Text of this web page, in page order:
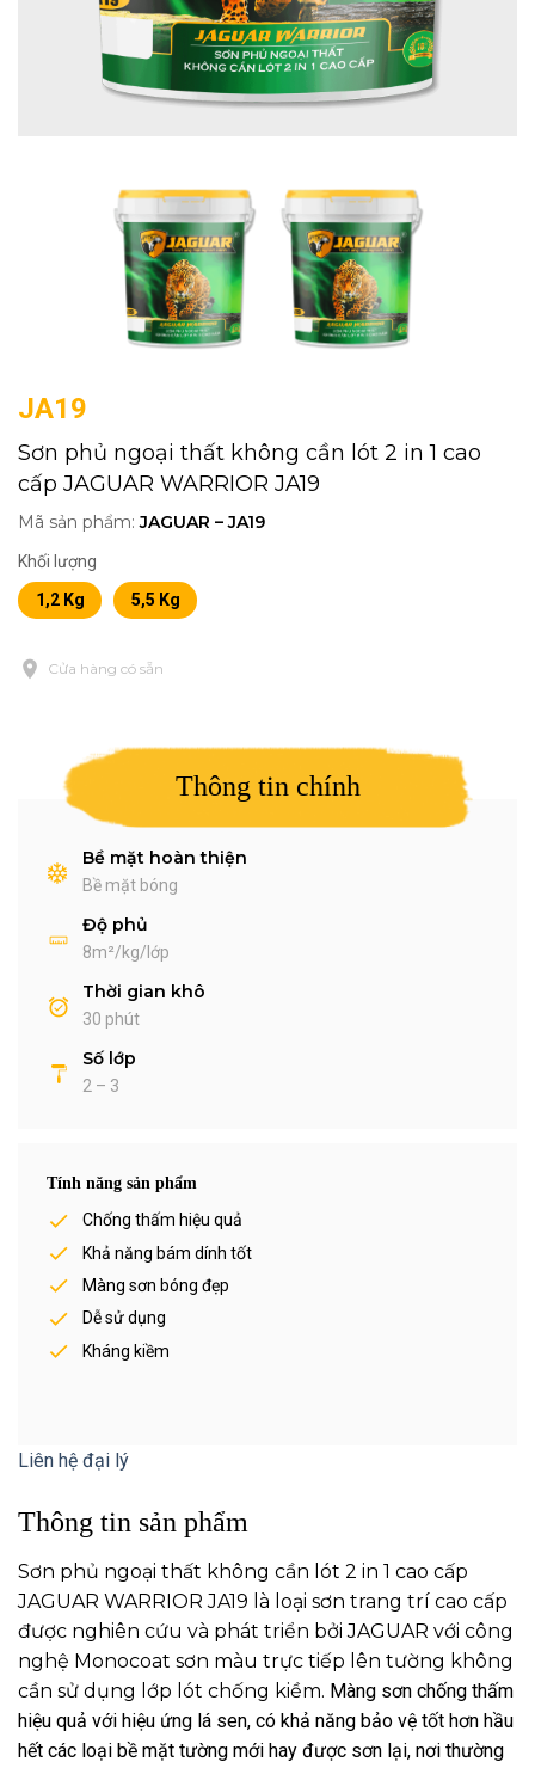
JA19
Sơn phủ ngoại thất không cần lót 2 in 1 cao
cấp JAGUAR WARRIOR JA19
Mã sản phẩm:JAGUAR – JA19
Khối lượng
1,2 Kg
5,5 Kg
Cửa hàng có sẵn
Thông tin chính
Bề mặt hoàn thiện
Bề mặt bóng
Độ phủ
8m²/kg/lớp
Thời gian khô
30 phút
Số lớp
2 – 3
Tính năng sản phẩm
Chống thấm hiệu quả
Khả năng bám dính tốt
Màng sơn bóng đẹp
Dễ sử dụng
Kháng kiềm
Liên hệ đại lý
Thông tin sản phẩm
Sơn phủ ngoại thất không cần lót 2 in 1 cao cấp
JAGUAR WARRIOR JA19 là loại sơn trang trí cao cấp
được nghiên cứu và phát triển bởi JAGUAR với công
nghệ Monocoat sơn màu trực tiếp lên tường không
cần sử dụng lớp lót chống kiềm. Màng sơn chống thấm
hiệu quả với hiệu ứng lá sen, có khả năng bảo vệ tốt hơn hầu
hết các loại bề mặt tường mới hay được sơn lại, nơi thường